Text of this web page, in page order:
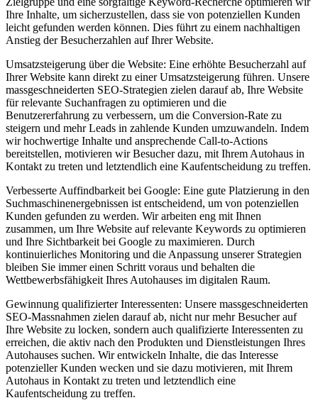
Ihre Inhalte, um sicherzustellen, dass sie von potenziellen Kunden
leicht gefunden werden können. Dies führt zu einem nachhaltigen
Anstieg der Besucherzahlen auf Ihrer Website.
Umsatzsteigerung über die Website: Eine erhöhte Besucherzahl auf
Ihrer Website kann direkt zu einer Umsatzsteigerung führen. Unsere
massgeschneiderten SEO-Strategien zielen darauf ab, Ihre Website
für relevante Suchanfragen zu optimieren und die
Benutzererfahrung zu verbessern, um die Conversion-Rate zu
steigern und mehr Leads in zahlende Kunden umzuwandeln. Indem
wir hochwertige Inhalte und ansprechende Call-to-Actions
bereitstellen, motivieren wir Besucher dazu, mit Ihrem Autohaus in
Kontakt zu treten und letztendlich eine Kaufentscheidung zu treffen.
Verbesserte Auffindbarkeit bei Google: Eine gute Platzierung in den
Suchmaschinenergebnissen ist entscheidend, um von potenziellen
Kunden gefunden zu werden. Wir arbeiten eng mit Ihnen
zusammen, um Ihre Website auf relevante Keywords zu optimieren
und Ihre Sichtbarkeit bei Google zu maximieren. Durch
kontinuierliches Monitoring und die Anpassung unserer Strategien
bleiben Sie immer einen Schritt voraus und behalten die
Wettbewerbsfähigkeit Ihres Autohauses im digitalen Raum.
Gewinnung qualifizierter Interessenten: Unsere massgeschneiderten
SEO-Massnahmen zielen darauf ab, nicht nur mehr Besucher auf
Ihre Website zu locken, sondern auch qualifizierte Interessenten zu
erreichen, die aktiv nach den Produkten und Dienstleistungen Ihres
Autohauses suchen. Wir entwickeln Inhalte, die das Interesse
potenzieller Kunden wecken und sie dazu motivieren, mit Ihrem
Autohaus in Kontakt zu treten und letztendlich eine
Kaufentscheidung zu treffen.